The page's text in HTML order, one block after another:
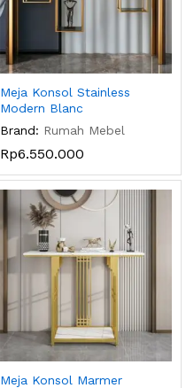
Meja Konsol Stainless
Modern Blanc
Brand: Rumah Mebel
Rp6.550.000
Meja Konsol Marmer